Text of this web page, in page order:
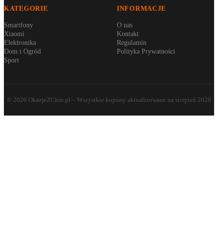
KATEGORIE
Smartfony
Xiaomi
Elektronika
Dom i Ogród
Sport
INFORMACJE
O nas
Kontakt
Regulamin
Polityka Prywatności
© 2026 OkazjeZChin.pl – Wszystkie kupony aktualizowane na sierpień 2026